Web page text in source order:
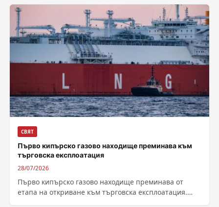
СВЯТ
Първо кипърско газово находище преминава към
търговска експлоатация
28/07/2026
Първо кипърско газово находище преминава от
етапа на откриване към търговска експлоатация.